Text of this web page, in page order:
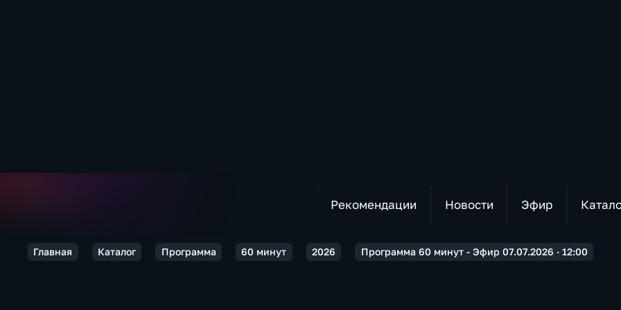
Рекомендации Новости Эфир
Главная Каталог Программа 60 минут 2026 Программа 60 минут - Эфир 07.07.2026 · 12:00